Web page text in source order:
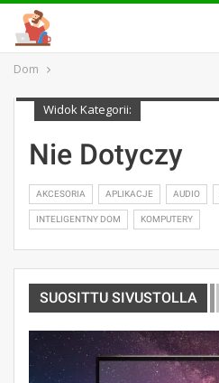
Dom
Widok Kategorii:
Nie Dotyczy
AKCESORIA APLIKACJE AUDIO
INTELIGENTNY DOM KOMPUTERY
SUOSITTU SIVUSTOLLA